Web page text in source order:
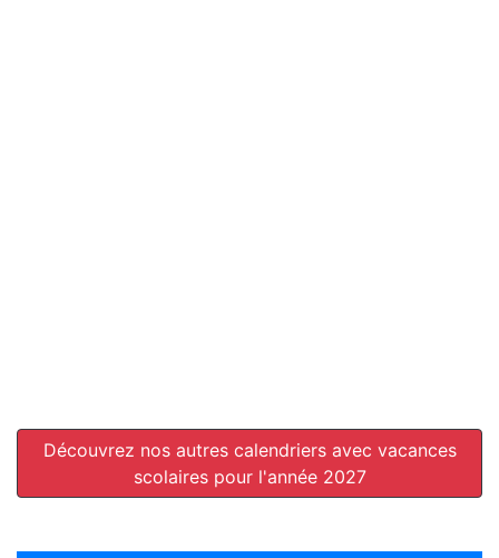
Découvrez nos autres calendriers avec vacances
scolaires pour l'année 2027